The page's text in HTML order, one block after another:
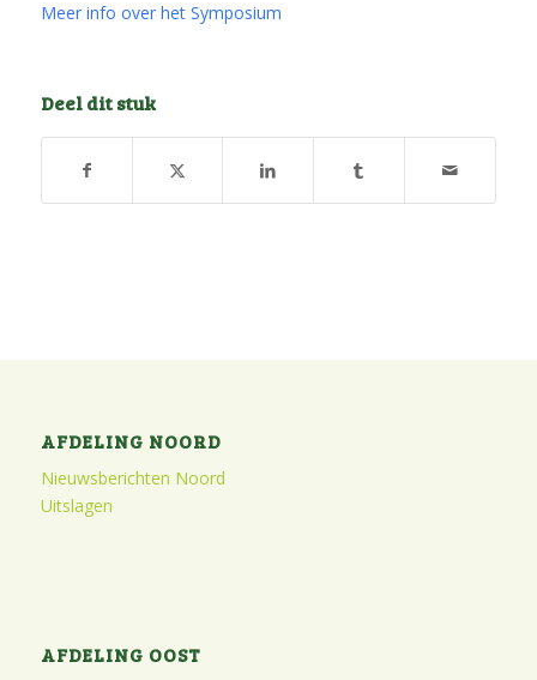
Meer info over het Symposium
Deel dit stuk
AFDELING NOORD
Nieuwsberichten Noord
Uitslagen
AFDELING OOST